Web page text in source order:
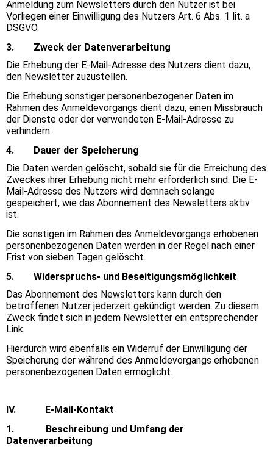
Anmeldung zum Newsletters durch den Nutzer ist bei
Vorliegen einer Einwilligung des Nutzers Art. 6 Abs. 1 lit. a
DSGVO.
3. Zweck der Datenverarbeitung
Die Erhebung der E-Mail-Adresse des Nutzers dient dazu,
den Newsletter zuzustellen.
Die Erhebung sonstiger personenbezogener Daten im
Rahmen des Anmeldevorgangs dient dazu, einen Missbrauch
der Dienste oder der verwendeten E-Mail-Adresse zu
verhindern.
4. Dauer der Speicherung
Die Daten werden gelöscht, sobald sie für die Erreichung des
Zweckes ihrer Erhebung nicht mehr erforderlich sind. Die E-
Mail-Adresse des Nutzers wird demnach solange
gespeichert, wie das Abonnement des Newsletters aktiv
ist.
Die sonstigen im Rahmen des Anmeldevorgangs erhobenen
personenbezogenen Daten werden in der Regel nach einer
Frist von sieben Tagen gelöscht.
5. Widerspruchs- und Beseitigungsmöglichkeit
Das Abonnement des Newsletters kann durch den
betroffenen Nutzer jederzeit gekündigt werden. Zu diesem
Zweck findet sich in jedem Newsletter ein entsprechender
Link.
Hierdurch wird ebenfalls ein Widerruf der Einwilligung der
Speicherung der während des Anmeldevorgangs erhobenen
personenbezogenen Daten ermöglicht.
IV. E-Mail-Kontakt
1. Beschreibung und Umfang der
Datenverarbeitung